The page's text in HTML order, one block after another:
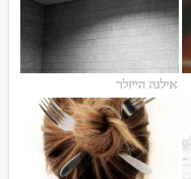
אילנה הייזלר